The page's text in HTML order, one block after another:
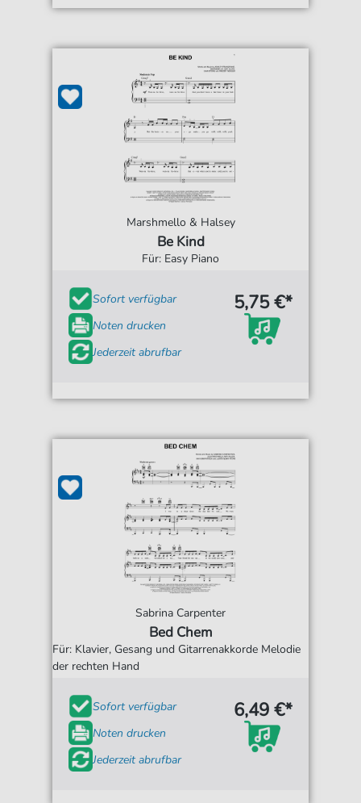
Marshmello & Halsey
Be Kind
Für: Easy Piano
Sofort verfügbar
Noten drucken
Jederzeit abrufbar
5,75 €*
Sabrina Carpenter
Bed Chem
Für: Klavier, Gesang und Gitarrenakkorde Melodie
der rechten Hand
Sofort verfügbar
Noten drucken
Jederzeit abrufbar
6,49 €*